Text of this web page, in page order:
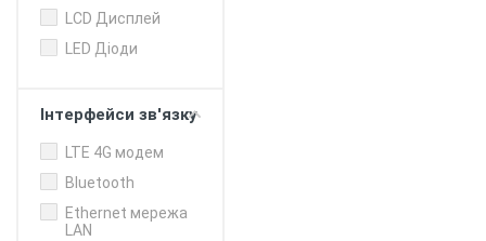
LCD Дисплей
LED Діоди
Інтерфейси зв'язку
LTE 4G модем
Bluetooth
Ethernet мережа
LAN